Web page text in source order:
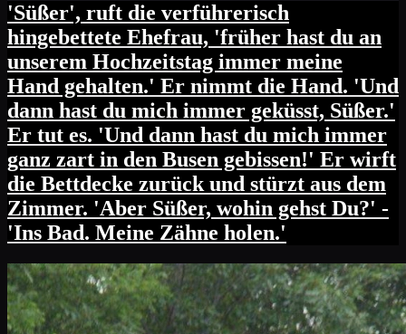
'Süßer', ruft die verführerisch
hingebettete Ehefrau, 'früher hast du an
unserem Hochzeitstag immer meine
Hand gehalten.' Er nimmt die Hand. 'Und
dann hast du mich immer geküsst, Süßer.'
Er tut es. 'Und dann hast du mich immer
ganz zart in den Busen gebissen!' Er wirft
die Bettdecke zurück und stürzt aus dem
Zimmer. 'Aber Süßer, wohin gehst Du?' -
'Ins Bad. Meine Zähne holen.'